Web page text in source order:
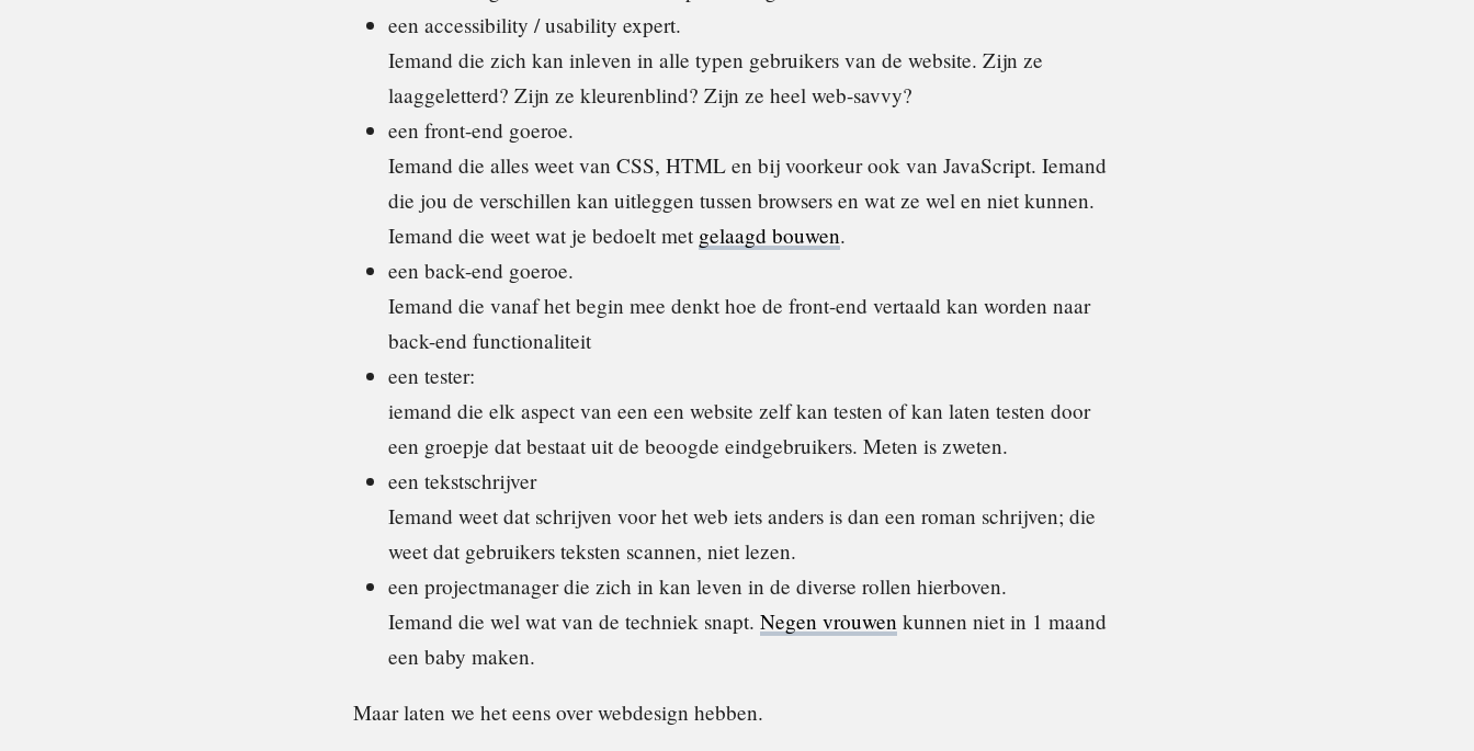
een accessibility / usability expert.
Iemand die zich kan inleven in alle typen gebruikers van de website. Zijn ze
laaggeletterd? Zijn ze kleurenblind? Zijn ze heel web-savvy?
een front-end goeroe.
Iemand die alles weet van CSS, HTML en bij voorkeur ook van JavaScript. Iemand
die jou de verschillen kan uitleggen tussen browsers en wat ze wel en niet kunnen.
Iemand die weet wat je bedoelt met gelaagd bouwen.
een back-end goeroe.
Iemand die vanaf het begin mee denkt hoe de front-end vertaald kan worden naar
back-end functionaliteit
een tester:
iemand die elk aspect van een een website zelf kan testen of kan laten testen door
een groepje dat bestaat uit de beoogde eindgebruikers. Meten is zweten.
een tekstschrijver
Iemand weet dat schrijven voor het web iets anders is dan een roman schrijven; die
weet dat gebruikers teksten scannen, niet lezen.
een projectmanager die zich in kan leven in de diverse rollen hierboven.
Iemand die wel wat van de techniek snapt. Negen vrouwen kunnen niet in 1 maand
een baby maken.
Maar laten we het eens over webdesign hebben.